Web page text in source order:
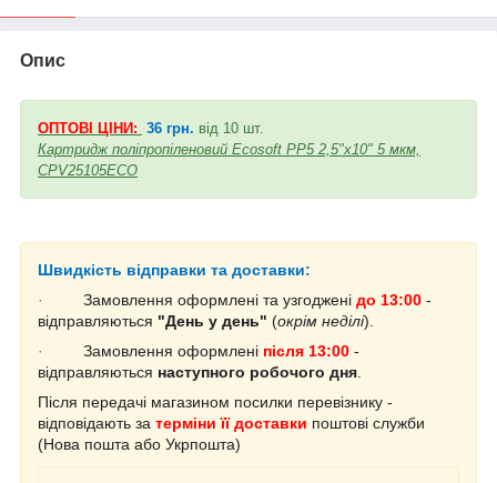
Опис
ОПТОВ І ЦІНИ: 36 грн. від 10 шт.
Картридж поліпропіленовий Ecosoft PP5 2,5"x10" 5 мкм,
CPV25105ECO
Швидкість відправки та доставки:
·
Замовлення оформлені та узгоджені до 13:00 -
відправляються "День у день" (окрім неділі).
·
Замовлення оформлені після 13:00 -
відправляються наступного робочого дня
Після передачі магазином посилки перевізнику -
відповідають за терміни її доставки поштові служби
(Нова пошта або Укрпошта)